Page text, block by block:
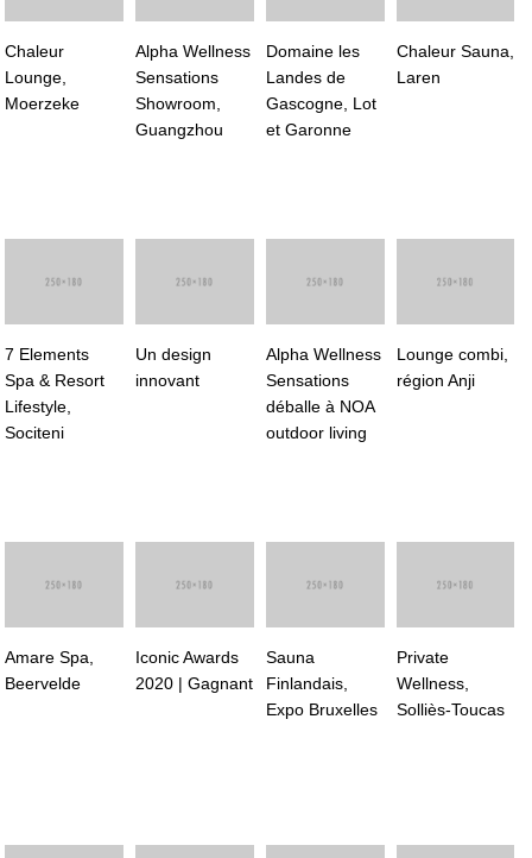
Chaleur
Lounge,
Moerzeke
Alpha Wellness
Sensations
Showroom,
Guangzhou
Domaine les
Landes de
Gascogne, Lot
et Garonne
Chaleur Sauna,
Laren
7 Elements
Spa & Resort
Lifestyle,
Sociteni
Un design
innovant
Alpha Wellness
Sensations
déballe à NOA
outdoor living
Lounge combi,
région Anji
Amare Spa,
Beervelde
Iconic Awards
2020 | Gagnant
Sauna
Finlandais,
Expo Bruxelles
Private
Wellness,
Solliès-Toucas